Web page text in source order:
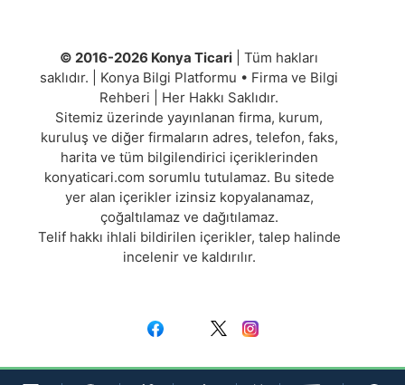
© 2016-2026 Konya Ticari | Tüm hakları
saklıdır. | Konya Bilgi Platformu • Firma ve Bilgi
Rehberi | Her Hakkı Saklıdır.
Sitemiz üzerinde yayınlanan firma, kurum,
kuruluş ve diğer firmaların adres, telefon, faks,
harita ve tüm bilgilendirici içeriklerinden
konyaticari.com sorumlu tutulamaz. Bu sitede
yer alan içerikler izinsiz kopyalanamaz,
çoğaltılamaz ve dağıtılamaz.
Telif hakkı ihlali bildirilen içerikler, talep halinde
incelenir ve kaldırılır.